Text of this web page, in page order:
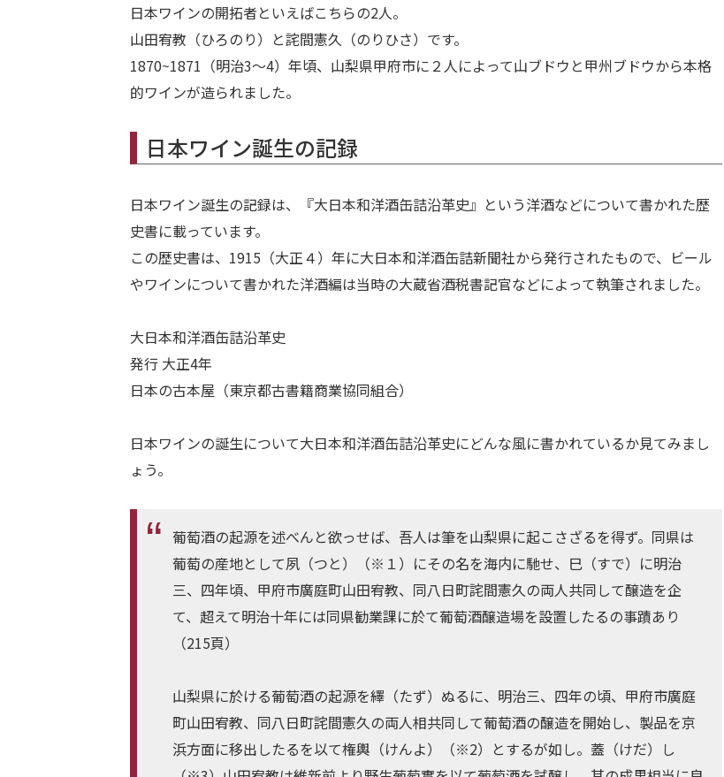
日本ワインの開拓者といえばこちらの2人。
山田宥教（ひろのり）と詫間憲久（のりひさ）です。
1870~1871（明治3～4）年頃、山梨県甲府市に２人によって山ブドウと甲州ブドウから本格
的ワインが造られました。
日本ワイン誕生の記録
日本ワイン誕生の記録は、『大日本和洋酒缶詰沿革史』という洋酒などについて書かれた歴
史書に載っています。
この歴史書は、1915（大正４）年に大日本和洋酒缶詰新聞社から発行されたもので、ビール
やワインについて書かれた洋酒編は当時の大蔵省酒税書記官などによって執筆されました。
大日本和洋酒缶詰沿革史
発行 大正4年
日本の古本屋（東京都古書籍商業協同組合）
日本ワインの誕生について大日本和洋酒缶詰沿革史にどんな風に書かれているか見てみまし
ょう。
葡萄酒の起源を述べんと欲っせば、吾人は筆を山梨県に起こさざるを得ず。同県は
葡萄の産地として夙（つと）（※１）にその名を海内に馳せ、巳（すで）に明治
三、四年頃、甲府市廣庭町山田宥教、同八日町詫間憲久の両人共同して醸造を企
て、超えて明治十年には同県勧業課に於て葡萄酒醸造場を設置したるの事蹟あり
（215頁）
山梨県に於ける葡萄酒の起源を繹（たず）ぬるに、明治三、四年の頃、甲府市廣庭
町山田宥教、同八日町詫間憲久の両人相共同して葡萄酒の醸造を開始し、製品を京
浜方面に移出したるを以て権輿（けんよ）（※2）とするが如し。蓋（けだ）し